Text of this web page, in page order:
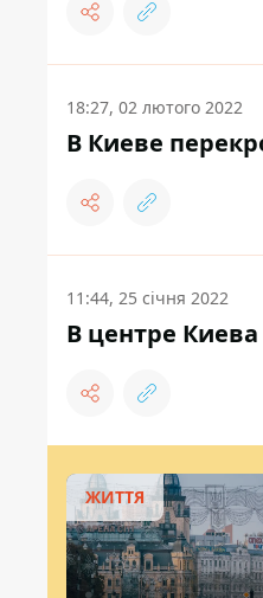
18:27, 02 лютого 2022
В Киеве
11:44, 25 січня 2022
В центре
ЖИТТЯ